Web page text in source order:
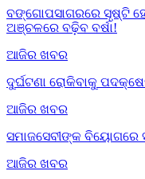
ବଙ୍ଗୋପସାଗରରେ ସୃଷ୍ଟି
ଅଞ୍ଚଳରେ ବଢ଼ିବ ବର୍ଷା!
ଆଜିର ଖବର
ଦୁର୍ଘଟଣା ରୋକିବାକୁ
ଆଜିର ଖବର
ସମାଜସେବୀଙ୍କ ବିୟୋଗରେ
ଆଜିର ଖବର